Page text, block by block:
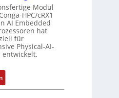
g
r
c
a
t
-
r
c
Modul
HPC/cRX1
AI Embedded
hat
für
Physical-AI-
:
P